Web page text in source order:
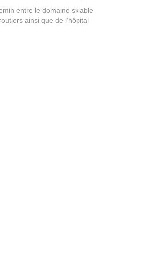
entre le domaine skiable
ainsi que de l’hôpital